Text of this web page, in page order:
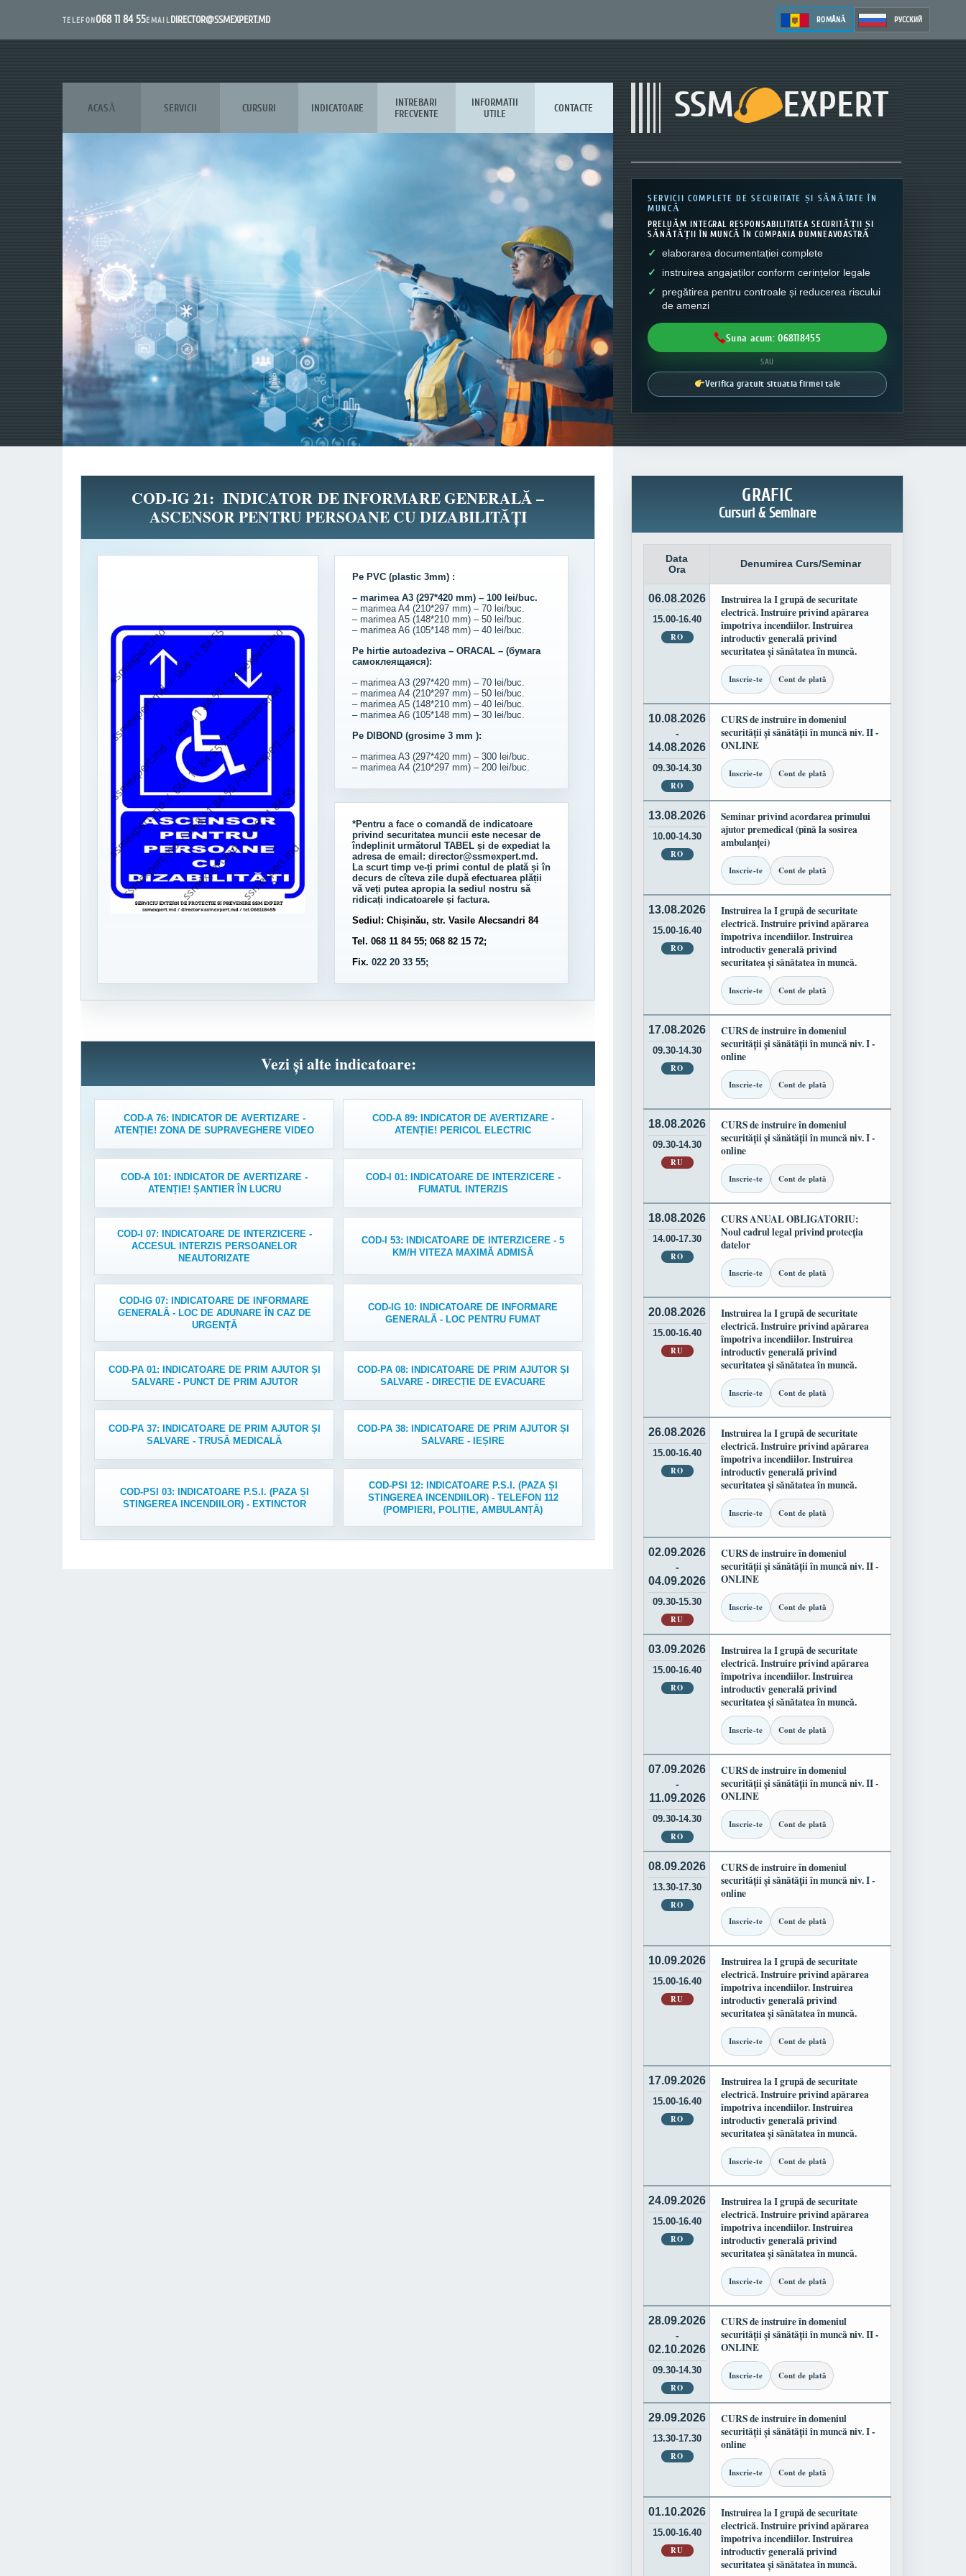
TELEFON068 11 84 55EMAILDIRECTOR@SSMEXPERT.MD ROMÂNĂ РУССКИЙ
SSM EXPERT
ACASĂ SERVICII CURSURI INDICATOARE
INTREBARI
FRECVENTE
INFORMATII
UTILE
CONTACTE
SERVICII COMPLETE DE SECURITATE ȘI SĂNĂTATE ÎN
MUNCĂ
PRELUĂM INTEGRAL RESPONSABILITATEA SECURITĂȚII ȘI
SĂNĂTĂȚII ÎN MUNCĂ ÎN COMPANIA DUMNEAVOASTRĂ
elaborarea documentației complete
instruirea angajaților conform cerințelor legale
pregătirea pentru controale și reducerea riscului
de amenzi
Suna acum: 068118455
SAU
Verifica gratuit situatia firmei tale
COD-IG 21: INDICATOR DE INFORMARE GENERALĂ –
ASCENSOR PENTRU PERSOANE CU DIZABILITĂȚI
Pe PVC (plastic 3mm) :
– marimea A3 (297*420 mm) – 100 lei/buc.
– marimea A4 (210*297 mm) – 70 lei/buc.
– marimea A5 (148*210 mm) – 50 lei/buc.
– marimea A6 (105*148 mm) – 40 lei/buc.
Pe hirtie autoadeziva – ORACAL – (бумага
самоклеящаяся):
– marimea A3 (297*420 mm) – 70 lei/buc.
– marimea A4 (210*297 mm) – 50 lei/buc.
– marimea A5 (148*210 mm) – 40 lei/buc.
– marimea A6 (105*148 mm) – 30 lei/buc.
Pe DIBOND (grosime 3 mm ):
– marimea A3 (297*420 mm) – 300 lei/buc.
– marimea A4 (210*297 mm) – 200 lei/buc.
*Pentru a face o comandă de indicatoare
privind securitatea muncii este necesar de
îndeplinit următorul TABELși de expediat la
adresa de email: director@ssmexpert.md.
La scurt timp ve-ți primi contul de plată și în
decurs de cîteva zile după efectuarea plății
vă veți putea apropia la sediul nostru să
ridicați indicatoarele și factura.
Sediul: Chișinău, str. Vasile Alecsandri 84
Tel. 068 11 84 55; 068 82 15 72;
Fix. 022 20 33 55;
Vezi și alte indicatoare:
COD-A 76: INDICATOR DE AVERTIZARE -
ATENȚIE! ZONA DE SUPRAVEGHERE VIDEO
COD-A 89: INDICATOR DE AVERTIZARE -
ATENȚIE! PERICOL ELECTRIC
COD-A 101: INDICATOR DE AVERTIZARE -
ATENȚIE! ȘANTIER ÎN LUCRU
COD-I 01: INDICATOARE DE INTERZICERE -
FUMATUL INTERZIS
COD-I 07: INDICATOARE DE INTERZICERE -
ACCESUL INTERZIS PERSOANELOR
NEAUTORIZATE
COD-I 53: INDICATOARE DE INTERZICERE - 5
KM/H VITEZA MAXIMĂ ADMISĂ
COD-IG 07: INDICATOARE DE INFORMARE
GENERALĂ - LOC DE ADUNARE ÎN CAZ DE
URGENȚĂ
COD-IG 10: INDICATOARE DE INFORMARE
GENERALĂ - LOC PENTRU FUMAT
COD-PA 01: INDICATOARE DE PRIM AJUTOR ȘI
SALVARE - PUNCT DE PRIM AJUTOR
COD-PA 08: INDICATOARE DE PRIM AJUTOR ȘI
SALVARE - DIRECȚIE DE EVACUARE
COD-PA 37: INDICATOARE DE PRIM AJUTOR ȘI
SALVARE - TRUSĂ MEDICALĂ
COD-PA 38: INDICATOARE DE PRIM AJUTOR ȘI
SALVARE - IEȘIRE
COD-PSI 03: INDICATOARE P.S.I. (PAZA ȘI
STINGEREA INCENDIILOR) - EXTINCTOR
COD-PSI 12: INDICATOARE P.S.I. (PAZA ȘI
STINGEREA INCENDIILOR) - TELEFON 112
(POMPIERI, POLIȚIE, AMBULANȚĂ)
GRAFIC
Cursuri & Seminare
Data
Ora
Denumirea Curs/Seminar
06.08.2026
15.00-16.40
RO
Instruirea la I grupă de securitate
electrică. Instruire privind apărarea
împotriva incendiilor. Instruirea
introductiv generală privind
securitatea și sănătatea în muncă.
Inscrie-te Cont de plată
10.08.2026
-
14.08.2026
09.30-14.30
RO
CURS de instruire în domeniul
securității și sănătății în muncă niv. II -
ONLINE
Inscrie-te Cont de plată
13.08.2026
10.00-14.30
RO
Seminar privind acordarea primului
ajutor premedical (pînă la sosirea
ambulanței)
Inscrie-te Cont de plată
13.08.2026
15.00-16.40
RO
Instruirea la I grupă de securitate
electrică. Instruire privind apărarea
împotriva incendiilor. Instruirea
introductiv generală privind
securitatea și sănătatea în muncă.
Inscrie-te Cont de plată
17.08.2026
09.30-14.30
RO
CURS de instruire în domeniul
securității și sănătății în muncă niv. I -
online
Inscrie-te Cont de plată
18.08.2026
09.30-14.30
RU
CURS de instruire în domeniul
securității și sănătății în muncă niv. I -
online
Inscrie-te Cont de plată
18.08.2026
14.00-17.30
RO
CURS ANUAL OBLIGATORIU:
Noul cadrul legal privind protecția
datelor
Inscrie-te Cont de plată
20.08.2026
15.00-16.40
RU
Instruirea la I grupă de securitate
electrică. Instruire privind apărarea
împotriva incendiilor. Instruirea
introductiv generală privind
securitatea și sănătatea în muncă.
Inscrie-te Cont de plată
26.08.2026
15.00-16.40
RO
Instruirea la I grupă de securitate
electrică. Instruire privind apărarea
împotriva incendiilor. Instruirea
introductiv generală privind
securitatea și sănătatea în muncă.
Inscrie-te Cont de plată
02.09.2026
-
04.09.2026
09.30-15.30
RU
CURS de instruire în domeniul
securității și sănătății în muncă niv. II -
ONLINE
Inscrie-te Cont de plată
03.09.2026
15.00-16.40
RO
Instruirea la I grupă de securitate
electrică. Instruire privind apărarea
împotriva incendiilor. Instruirea
introductiv generală privind
securitatea și sănătatea în muncă.
Inscrie-te Cont de plată
07.09.2026
-
11.09.2026
09.30-14.30
RO
CURS de instruire în domeniul
securității și sănătății în muncă niv. II -
ONLINE
Inscrie-te Cont de plată
08.09.2026
13.30-17.30
RO
CURS de instruire în domeniul
securității și sănătății în muncă niv. I -
online
Inscrie-te Cont de plată
10.09.2026
15.00-16.40
RU
Instruirea la I grupă de securitate
electrică. Instruire privind apărarea
împotriva incendiilor. Instruirea
introductiv generală privind
securitatea și sănătatea în muncă.
Inscrie-te Cont de plată
17.09.2026
15.00-16.40
RO
Instruirea la I grupă de securitate
electrică. Instruire privind apărarea
împotriva incendiilor. Instruirea
introductiv generală privind
securitatea și sănătatea în muncă.
Inscrie-te Cont de plată
24.09.2026
15.00-16.40
RO
Instruirea la I grupă de securitate
electrică. Instruire privind apărarea
împotriva incendiilor. Instruirea
introductiv generală privind
securitatea și sănătatea în muncă.
Inscrie-te Cont de plată
28.09.2026
-
02.10.2026
09.30-14.30
RO
CURS de instruire în domeniul
securității și sănătății în muncă niv. II -
ONLINE
Inscrie-te Cont de plată
29.09.2026
13.30-17.30
RO
CURS de instruire în domeniul
securității și sănătății în muncă niv. I -
online
Inscrie-te Cont de plată
01.10.2026
15.00-16.40
RU
Instruirea la I grupă de securitate
electrică. Instruire privind apărarea
împotriva incendiilor. Instruirea
introductiv generală privind
securitatea și sănătatea în muncă.